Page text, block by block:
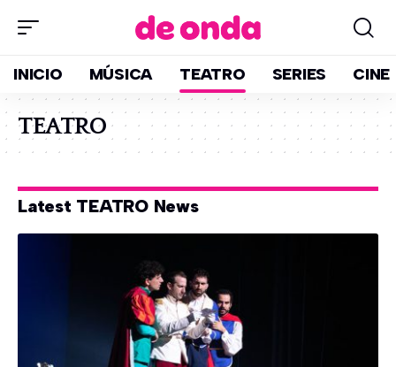
INICIO MÚSICA TEATRO SERIES CINE
TEATRO
Latest TEATRO News